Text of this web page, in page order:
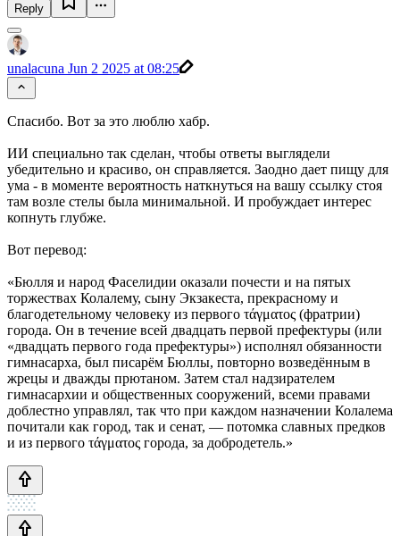
Reply
unalacuna Jun 2 2025 at 08:25
Спасибо. Вот за это люблю хабр.
ИИ специально так сделан, чтобы ответы выглядели
убедительно и красиво, он справляется. Заодно дает пищу для
ума - в моменте вероятность наткнуться на вашу ссылку стоя
там возле стелы была минимальной. И пробуждает интерес
копнуть глубже.
Вот перевод:
«Бюлля и народ Фаселидии оказали почести и на пятых
торжествах Колалему, сыну Экзакеста, прекрасному и
благодетельному человеку из первого τάγματος (фратрии)
города. Он в течение всей двадцать первой префектуры (или
«двадцать первого года префектуры») исполнял обязанности
гимнасарха, был писарём Бюллы, повторно возведённым в
жрецы и дважды прютаном. Затем стал надзирателем
гимнасархии и общественных сооружений, всеми правами
доблестно управлял, так что при каждом назначении Колалема
почитали как город, так и сенат, — потомка славных предков
и из первого τάγματος города, за добродетель.»